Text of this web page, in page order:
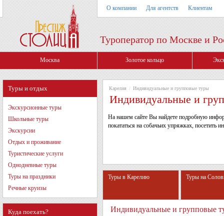
О компании Для агентств Клиентам
Туроператор по Москве и
Москва Золотое кольцо
Туры и отдых
Экскурсионные туры
Школьные туры
Экскурсии
Отдых и проживание
Туристические услуги
Однодневные туры
Туры на праздники
Речные круизы
Куда поехать?
Карелия / Индивидуальные и групповые туры
Индивидуальные и
На нашем сайте Вы найдете подробную
покататься на собачьих упряжках, посетить
Туры в Карелию Туры на
Индивидуальные и групповые